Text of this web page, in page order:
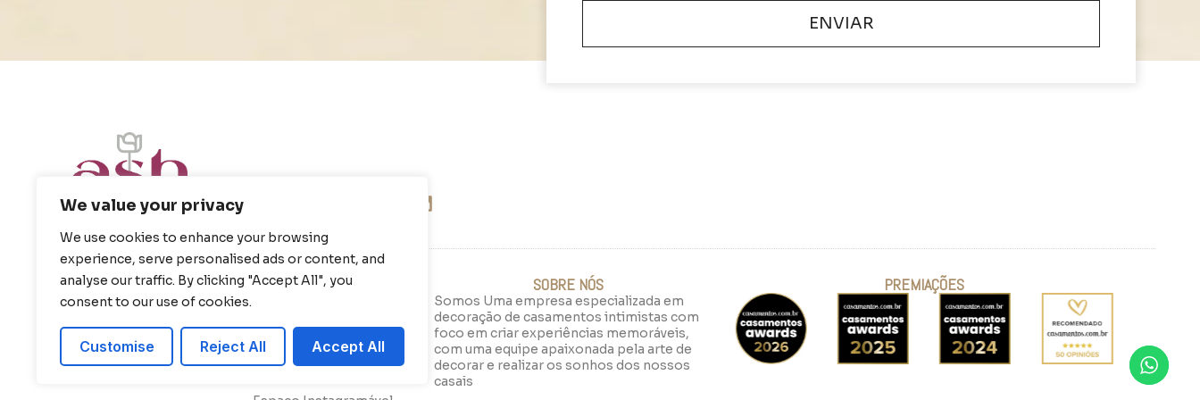
We value your privacy
We use cookies to enhance your browsing
experience, serve personalised ads or content, and
analyse our traffic. By clicking "Accept All", you
consent to our use of cookies.
Customise Reject All Accept All
ENVIAR
LINKS
Home
Catalogo
Sobre
CATÁLOGO
Decoração Mesa Bolo
Decoração Cerimônia
SOBRE NÓS
Somos Uma empresa especializada em
decoração de casamentos intimistas com
foco em criar experiências memoráveis,
com uma equipe apaixonada pela arte de
decorar e realizar os sonhos dos nossos
casais
PREMIAÇÕES